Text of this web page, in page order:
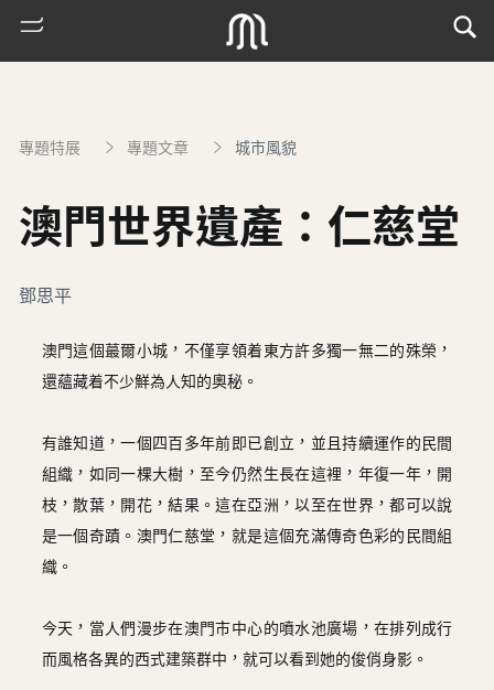
專題特展 專題文章 城市風貌
澳門世界遺產：仁慈堂
鄧思平
澳門這個蕞爾小城，不僅享領着東方許多獨一無二的殊榮，
還蘊藏着不少鮮為人知的奧秘。
有誰知道，一個四百多年前即已創立，並且持續運作的民間
組織，如同一棵大樹，至今仍然生長在這裡，年復一年，開
枝，散葉，開花，結果。這在亞洲，以至在世界，都可以說
是一個奇蹟。澳門仁慈堂，就是這個充滿傳奇色彩的民間組
織。
今天，當人們漫步在澳門市中心的噴水池廣場，在排列成行
而風格各異的西式建築群中，就可以看到她的俊俏身影。